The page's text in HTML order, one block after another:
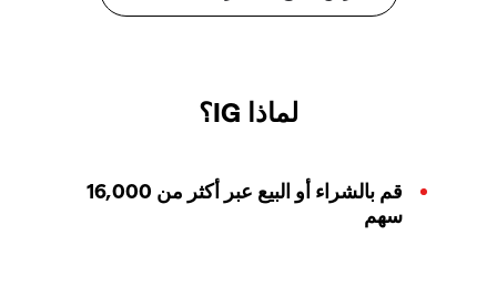
لماذا IG؟
قم بالشراء أو البيع عبر أكثر من 16,000
سهم